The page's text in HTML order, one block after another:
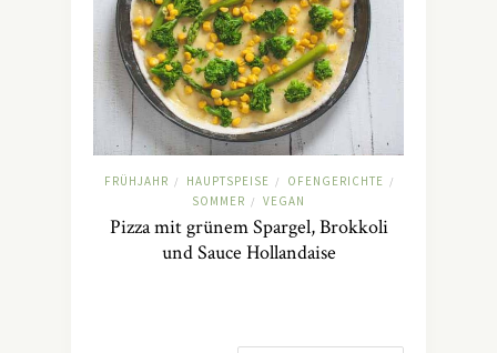
FRÜHJAHR / HAUPTSPEISE / OFENGERICHTE /
SOMMER / VEGAN
Pizza mit grünem Spargel, Brokkoli
und Sauce Hollandaise